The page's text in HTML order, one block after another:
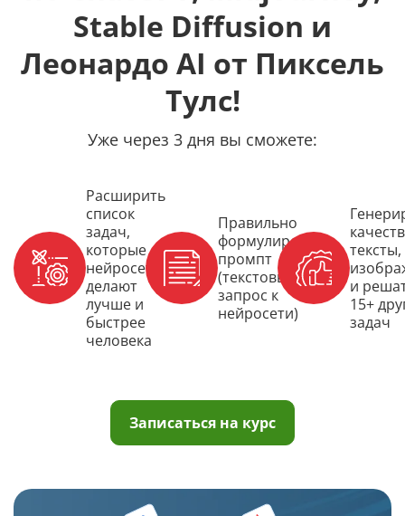
Stable Diffusion и
Леонардо AI от Пиксель
Тулс!
Уже через 3 дня вы сможете:
Расширить
список
задач,
которые
нейросети
делают
лучше и
быстрее
человека
Правильно
формулировать
промпт
(текстовый
запрос к
нейросети)
тексты,
и
15+
задач
Записаться на курс